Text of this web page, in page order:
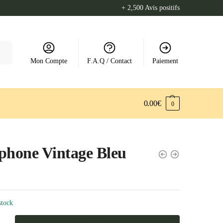
+ 2,500 Avis positifs
Mon Compte F.A.Q / Contact Paiement
0.00€ 0
Vintage Bleu